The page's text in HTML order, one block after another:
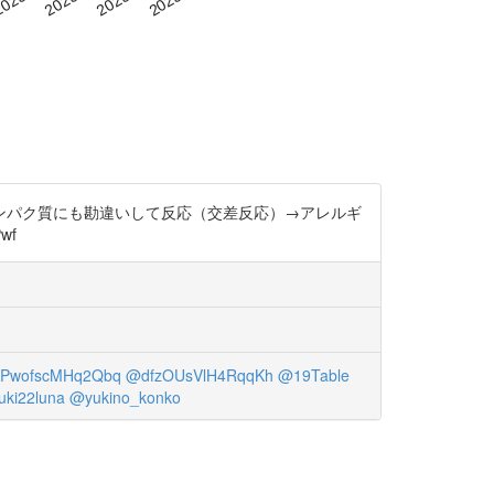
ク質にも勘違いして反応（交差反応）→アレルギ
@dfzOUsVlH4RqqKh @19Table
@yukino_konko